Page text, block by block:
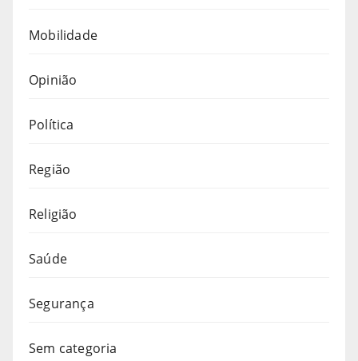
Mobilidade
Opinião
Política
Região
Religião
Saúde
Segurança
Sem categoria